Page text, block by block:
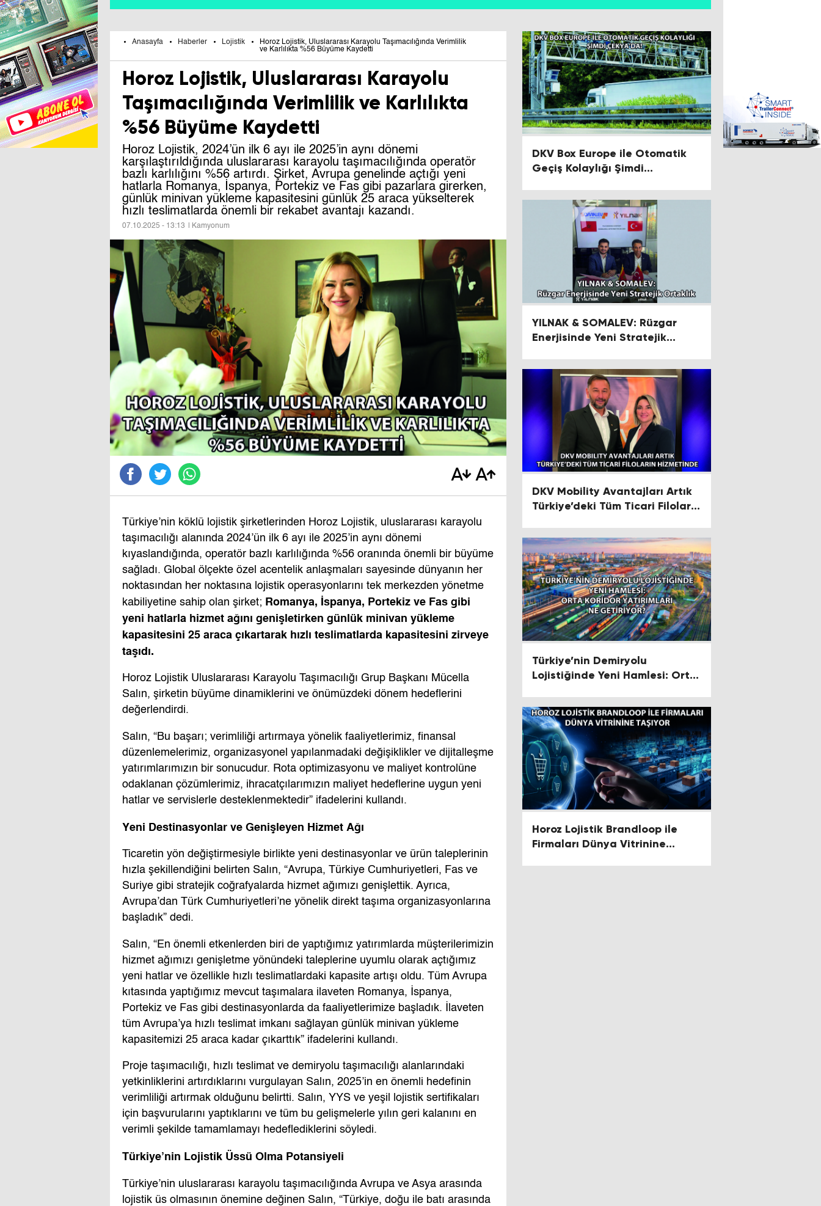
Anasayfa Haberler Lojistik
Horoz Lojistik, Uluslararası Karayolu Taşımacılığında Verimlilik
ve Karlılıkta %56 Büyüme Kaydetti
Horoz Lojistik, Uluslararası Karayolu
Taşımacılığında Verimlilik ve Karlılıkta
%56 Büyüme Kaydetti
Horoz Lojistik, 2024’ün ilk 6 ayı ile 2025’in aynı dönemi
karşılaştırıldığında uluslararası karayolu taşımacılığında operatör
bazlı karlılığını %56 artırdı. Şirket, Avrupa genelinde açtığı yeni
hatlarla Romanya, İspanya, Portekiz ve Fas gibi pazarlara girerken,
günlük minivan yükleme kapasitesini günlük 25 araca yükselterek
hızlı teslimatlarda önemli bir rekabet avantajı kazandı.
07.10.2025 - 13:13 | Kamyonum
Türkiye’nin köklü lojistik şirketlerinden Horoz Lojistik, uluslararası karayolu
taşımacılığı alanında 2024’ün ilk 6 ayı ile 2025’in aynı dönemi
kıyaslandığında, operatör bazlı karlılığında %56 oranında önemli bir büyüme
sağladı. Global ölçekte özel acentelik anlaşmaları sayesinde dünyanın her
noktasından her noktasına lojistik operasyonlarını tek merkezden yönetme
kabiliyetine sahip olan şirket; Romanya, İspanya, Portekiz ve Fas gibi
yeni hatlarla hizmet ağını genişletirken günlük minivan yükleme
kapasitesini 25 araca çıkartarak hızlı teslimatlarda kapasitesini zirveye
taşıdı.
Horoz Lojistik Uluslararası Karayolu Taşımacılığı Grup Başkanı Mücella
Salın, şirketin büyüme dinamiklerini ve önümüzdeki dönem hedeflerini
değerlendirdi.
Salın, “Bu başarı; verimliliği artırmaya yönelik faaliyetlerimiz, finansal
düzenlemelerimiz, organizasyonel yapılanmadaki değişiklikler ve dijitalleşme
yatırımlarımızın bir sonucudur. Rota optimizasyonu ve maliyet kontrolüne
odaklanan çözümlerimiz, ihracatçılarımızın maliyet hedeflerine uygun yeni
hatlar ve servislerle desteklenmektedir” ifadelerini kullandı.
Yeni Destinasyonlar ve Genişleyen Hizmet Ağı
Ticaretin yön değiştirmesiyle birlikte yeni destinasyonlar ve ürün taleplerinin
hızla şekillendiğini belirten Salın, “Avrupa, Türkiye Cumhuriyetleri, Fas ve
Suriye gibi stratejik coğrafyalarda hizmet ağımızı genişlettik. Ayrıca,
Avrupa’dan Türk Cumhuriyetleri’ne yönelik direkt taşıma organizasyonlarına
başladık” dedi.
Salın, “En önemli etkenlerden biri de yaptığımız yatırımlarda müşterilerimizin
hizmet ağımızı genişletme yönündeki taleplerine uyumlu olarak açtığımız
yeni hatlar ve özellikle hızlı teslimatlardaki kapasite artışı oldu. Tüm Avrupa
kıtasında yaptığımız mevcut taşımalara ilaveten Romanya, İspanya,
Portekiz ve Fas gibi destinasyonlarda da faaliyetlerimize başladık. İlaveten
tüm Avrupa’ya hızlı teslimat imkanı sağlayan günlük minivan yükleme
kapasitemizi 25 araca kadar çıkarttık” ifadelerini kullandı.
Proje taşımacılığı, hızlı teslimat ve demiryolu taşımacılığı alanlarındaki
yetkinliklerini artırdıklarını vurgulayan Salın, 2025’in en önemli hedefinin
verimliliği artırmak olduğunu belirtti. Salın, YYS ve yeşil lojistik sertifikaları
için başvurularını yaptıklarını ve tüm bu gelişmelerle yılın geri kalanını en
verimli şekilde tamamlamayı hedeflediklerini söyledi.
Türkiye’nin Lojistik Üssü Olma Potansiyeli
Türkiye’nin uluslararası karayolu taşımacılığında Avrupa ve Asya arasında
lojistik üs olmasının önemine değinen Salın, “Türkiye, doğu ile batı arasında
DKV Box Europe ile Otomatik
Geçiş Kolaylığı Şimdi
YILNAK & SOMALEV: Rüzgar
Enerjisinde Yeni Stratejik
DKV Mobility Avantajları Artık
Türkiye’deki Tüm Ticari Filoların
Türkiye’nin Demiryolu
Lojistiğinde Yeni Hamlesi: Orta
Getiriyor?
Horoz Lojistik Brandloop ile
Firmaları Dünya Vitrinine